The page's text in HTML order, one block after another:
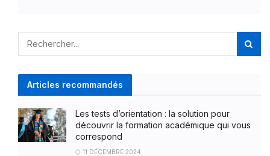
Articles recommandés
Les tests d’orientation : la solution pour
découvrir la formation académique qui vous
correspond
11 DÉCEMBRE 2024